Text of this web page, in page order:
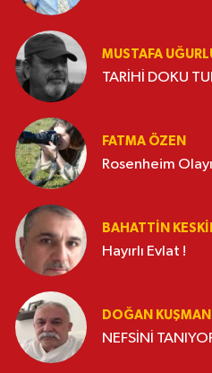
MUSTAFA
TARİHİ DOKU
FATMA ÖZEN
Rosenheim
BAHATTIN
Hayırlı Evlat !
DOĞAN KUŞMAN
NEFSİNİ